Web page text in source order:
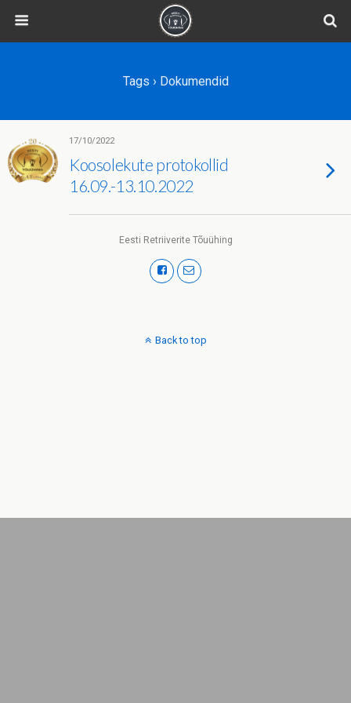
Tags › Dokumendid
17/10/2022
Koosolekute protokollid
16.09.-13.10.2022
Eesti Retriiverite Tõuühing
Back to top